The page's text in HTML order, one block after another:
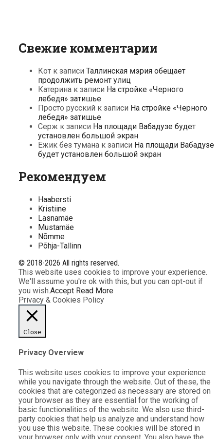
Свежие комментарии
Кот к записи Таллинская мэрия обещает
продолжить ремонт улиц
Катерина к записи На стройке «Черного
лебедя» затишье
Просто русский к записи На стройке «Черного
лебедя» затишье
Серж к записи На площади Вабадузе будет
установлен большой экран
Ежик без тумана к записи На площади Вабадузе
будет установлен большой экран
Рекомендуем
Haabersti
Kristiine
Lasnamäe
Mustamäe
Nõmme
Põhja-Tallinn
© 2018-2026 All rights reserved.
This website uses cookies to improve your experience.
We'll assume you're ok with this, but you can opt-out if
you wish.Accept Read More
Privacy & Cookies Policy
Close
Privacy Overview
This website uses cookies to improve your experience
while you navigate through the website. Out of these, the
cookies that are categorized as necessary are stored on
your browser as they are essential for the working of
basic functionalities of the website. We also use third-
party cookies that help us analyze and understand how
you use this website. These cookies will be stored in